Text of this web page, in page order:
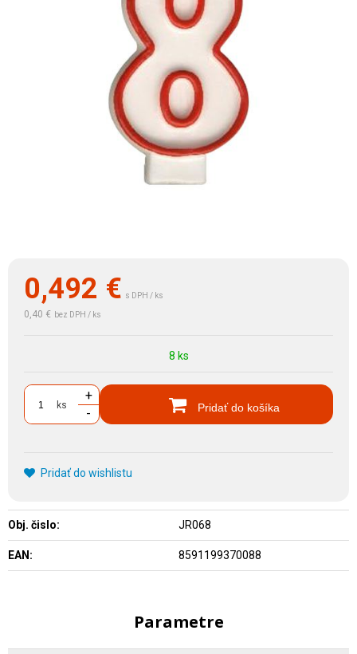
0,492 € s DPH / ks
0,40 € bez DPH / ks
8 ks
ks
+
-
Pridať do košíka
Pridať do wishlistu
Obj. čislo: JR068
EAN: 8591199370088
Parametre